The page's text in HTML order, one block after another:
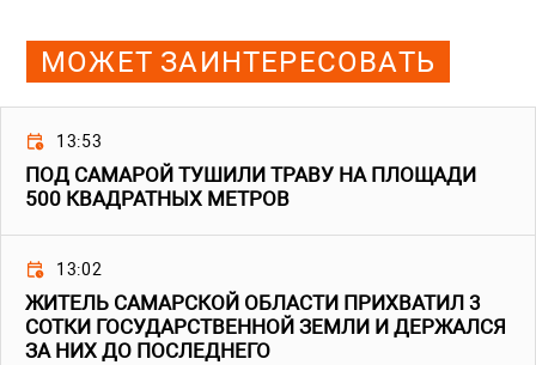
МОЖЕТ ЗАИНТЕРЕСОВАТЬ
13:53
ПОД САМАРОЙ ТУШИЛИ ТРАВУ НА ПЛОЩАДИ
500 КВАДРАТНЫХ МЕТРОВ
13:02
ЖИТЕЛЬ САМАРСКОЙ ОБЛАСТИ ПРИХВАТИЛ 3
СОТКИ ГОСУДАРСТВЕННОЙ ЗЕМЛИ И ДЕРЖАЛСЯ
ЗА НИХ ДО ПОСЛЕДНЕГО